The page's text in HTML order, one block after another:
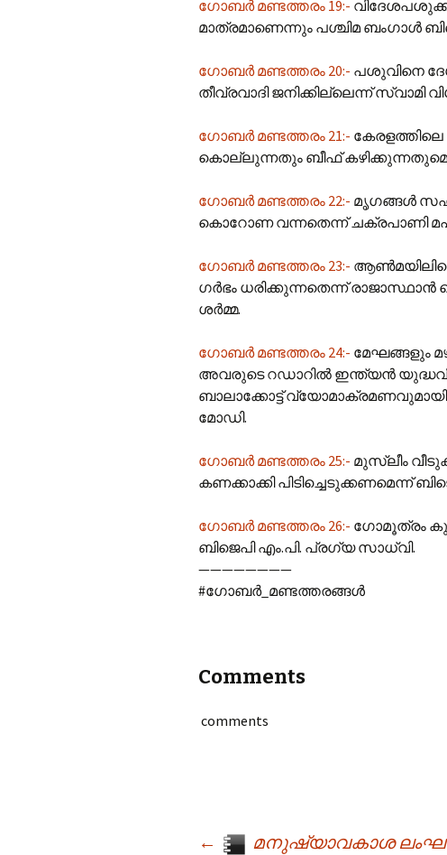
ഗോബർ മണ്ടത്തരം 19:-
മാത്രമാണെന്നും പശ്ചിമ ബംഗാൾ
ഗോബർ മണ്ടത്തരം 20:- പശുവിനെ
തീവ്രവാദി ജനിക്കില്ലെന്ന് സ്വാമി
ഗോബർ മണ്ടത്തരം 21:-
കൊല്ലുന്നതും ബീഫ്
ഗോബർ മണ്ടത്തരം 22:- മൃഗങ്ങൾ
കൊറോണ വന്നതെന്ന് ചക്രപാണി
ഗോബർ മണ്ടത്തരം 23:-
ഗർഭം ധരിക്കുന്നതെന്ന്
ശർമ്മ.
ഗോബർ മണ്ടത്തരം 24:- മേഘങ്ങളും
അവരുടെ റഡാറിൽ ഇന്ത്യൻ
ബാലാക്കോട്ട് വ്യോമാക്രമണവുമായി
മോഡി.
ഗോബർ മണ്ടത്തരം 25:- മുസ്ലീം
കണക്കാക്കി പിടിച്ചെടുക്കണമെന്ന്
ഗോബർ മണ്ടത്തരം 26:- ഗോമൂത്രം
ബിജെപി എം.പി. പ്രഗ്യ സാധ്‌വി.
————————
#ഗോബർ_മണ്ടത്തരങ്ങൾ
Comments
comments
← മനുഷ്യാവകാശ